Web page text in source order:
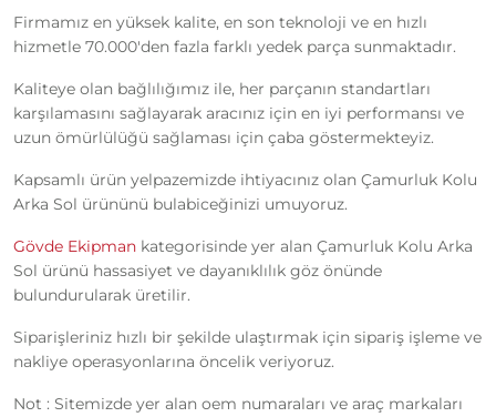
Firmamız en yüksek kalite, en son teknoloji ve en hızlı
hizmetle 70.000'den fazla farklı yedek parça sunmaktadır.
Kaliteye olan bağlılığımız ile, her parçanın standartları
karşılamasını sağlayarak aracınız için en iyi performansı ve
uzun ömürlülüğü sağlaması için çaba göstermekteyiz.
Kapsamlı ürün yelpazemizde ihtiyacınız olan Çamurluk Kolu
Arka Sol ürününü bulabiceğinizi umuyoruz.
Gövde Ekipman kategorisinde yer alan Çamurluk Kolu Arka
Sol ürünü hassasiyet ve dayanıklılık göz önünde
bulundurularak üretilir.
Siparişleriniz hızlı bir şekilde ulaştırmak için sipariş işleme ve
nakliye operasyonlarına öncelik veriyoruz.
Not : Sitemizde yer alan oem numaraları ve araç markaları